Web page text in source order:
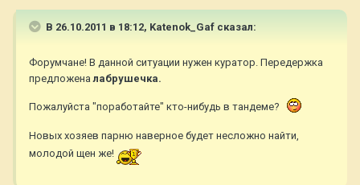
В 26.10.2011 в 18:12, Katenok_Gaf сказал:
Форумчане! В данной ситуации нужен куратор. Передержка
предложеналабрушечка.
Пожалуйста "поработайте" кто-нибудь в тандеме?
Новых хозяев парню наверное будет несложно найти,
молодой щен же!